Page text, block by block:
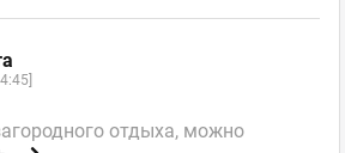
отдыха, можно